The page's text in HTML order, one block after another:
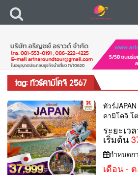
tag: ทัวร์คามิโคจิ 2567
ทัวร์
คามิโคจิ โ
ระยะเว
เริ่มต้น
กำหนดก
เดือน -